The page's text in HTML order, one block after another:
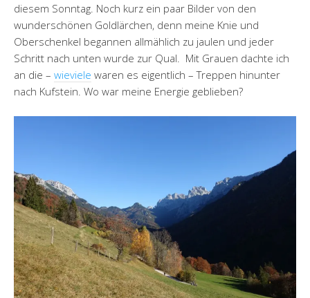
diesem Sonntag. Noch kurz ein paar Bilder von den
wunderschönen Goldlärchen, denn meine Knie und
Oberschenkel begannen allmählich zu jaulen und jeder
Schritt nach unten wurde zur Qual. Mit Grauen dachte ich
an die – wieviele waren es eigentlich – Treppen hinunter
nach Kufstein. Wo war meine Energie geblieben?